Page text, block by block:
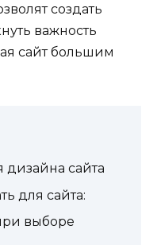
создать
важность
сайт большим
сайта
для сайта:
выборе